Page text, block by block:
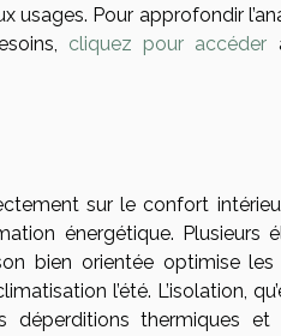
usages. Pour approfondir
cliquez pour accéder
sur le confort
énergétique. Plusieurs
bien orientée optimise les
l’été. L’isolation,
thermiques et